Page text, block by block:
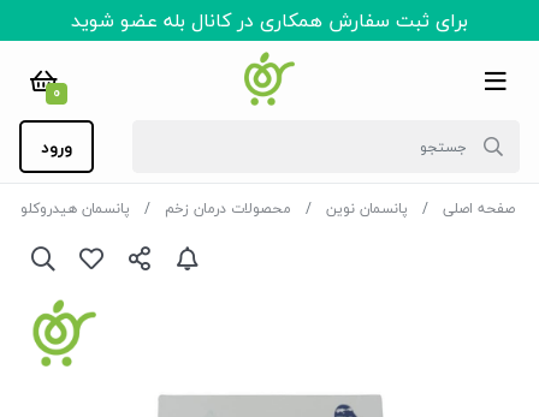
برای ثبت سفارش همکاری در کانال بله عضو شوید
0
ورود
صفحه اصلی پانسمان نوین محصولات درمان زخم پانسمان هیدروکلوئید